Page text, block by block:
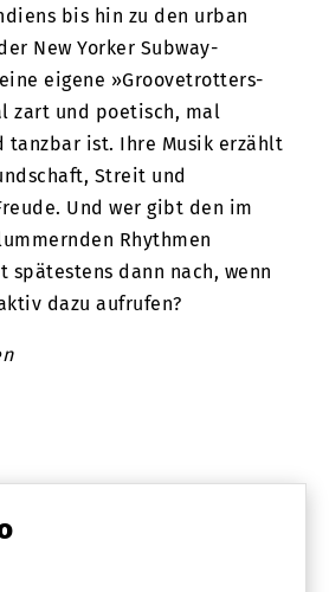
bis hin zu den urban
New Yorker Subway-
eigene »Groovetrotters-
zart und poetisch, mal
tanzbar ist. Ihre Musik erzählt
Streit und
Und wer gibt den im
Rhythmen
spätestens dann nach, wenn
dazu aufrufen?